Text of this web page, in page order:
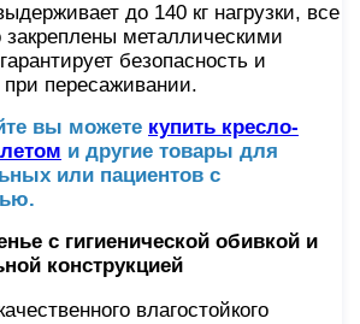
до 140 кг нагрузки, все
металлическими
безопасность и
при пересаживании.
вы можете купить кресло-
и другие товары для
или пациентов с
с гигиенической обивкой и
конструкцией
влагостойкого